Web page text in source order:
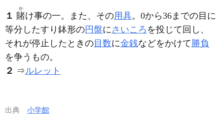
１ 賭
か
け事の一。また、その用具。0から36までの目に
等分したすり鉢形の円盤にさいころ を投じて回し、
それが停止したときの目数に金銭などをかけて勝負
を争うもの。
２ ⇒ルレット
出典 小学館